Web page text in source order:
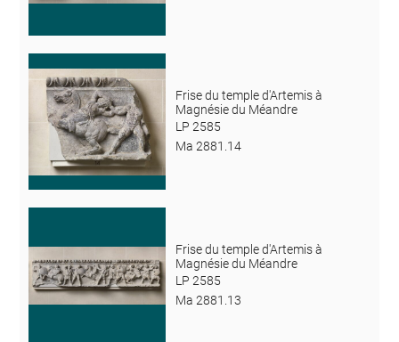
Frise du temple d'Artemis à
Magnésie du Méandre
LP 2585
Ma 2881.14
Frise du temple d'Artemis à
Magnésie du Méandre
LP 2585
Ma 2881.13